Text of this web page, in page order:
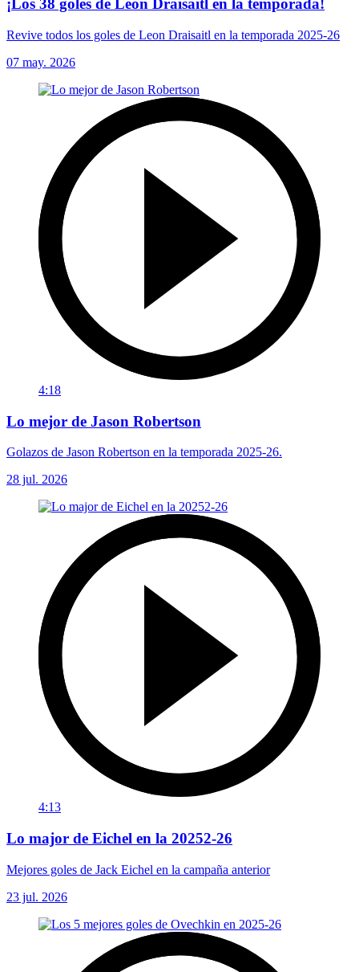
¡Los 38 goles de Leon Draisaitl en la temporada!
Revive todos los goles de Leon Draisaitl en la temporada 2025-26
07 may. 2026
4:18
Lo mejor de Jason Robertson
Golazos de Jason Robertson en la temporada 2025-26.
28 jul. 2026
4:13
Lo major de Eichel en la 20252-26
Mejores goles de Jack Eichel en la campaña anterior
23 jul. 2026